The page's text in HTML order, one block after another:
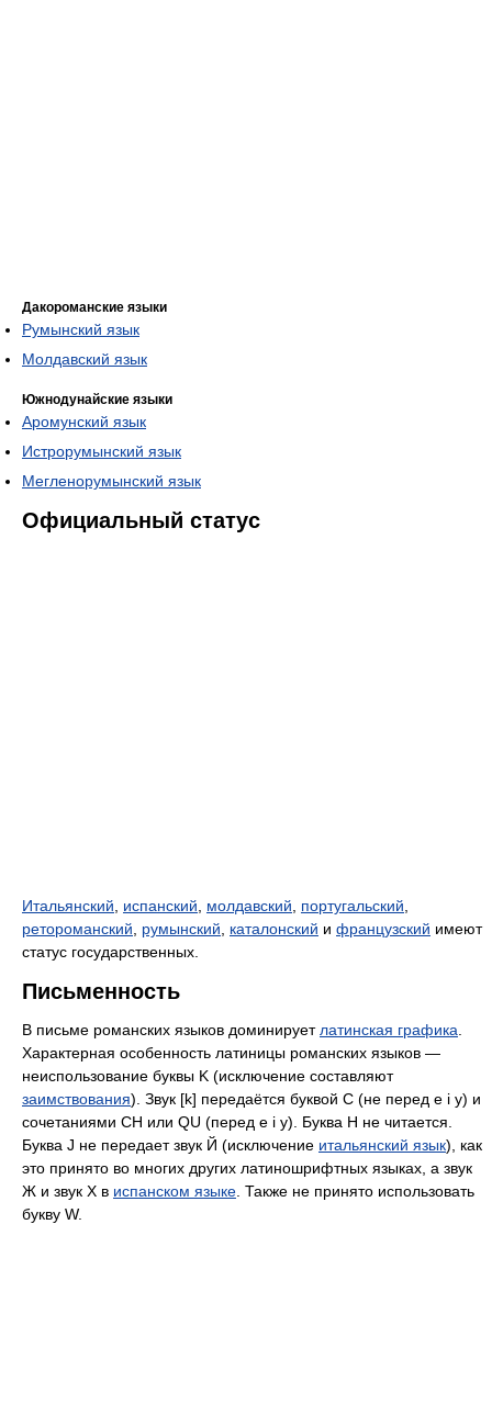
Дакороманские языки
Румынский язык
Молдавский язык
Южнодунайские языки
Аромунский язык
Истрорумынский язык
Мегленорумынский язык
Официальный статус
Итальянский испанский молдавский португальский
ретороманский
румынский каталонский и французский имеют
статус государственных.
Письменность
В письме романских языков доминирует латинская графика
Характерная особенность латиницы романских языков —
неиспользование буквы K (исключение составляют
заимствования). Звук [k] передаётся буквой C (не перед e i y) и
сочетаниями CH или QU (перед e i y). Буква H не читается.
Буква J не передает звук Й (исключение итальянский язык), как
это принято во многих других латиношрифтных языках, а звук
Ж и звук Х в испанском языке . Также не принято использовать
букву W.